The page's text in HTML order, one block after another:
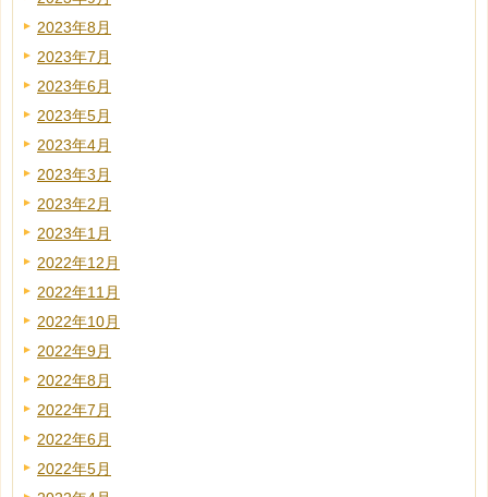
2023年8月
2023年7月
2023年6月
2023年5月
2023年4月
2023年3月
2023年2月
2023年1月
2022年12月
2022年11月
2022年10月
2022年9月
2022年8月
2022年7月
2022年6月
2022年5月